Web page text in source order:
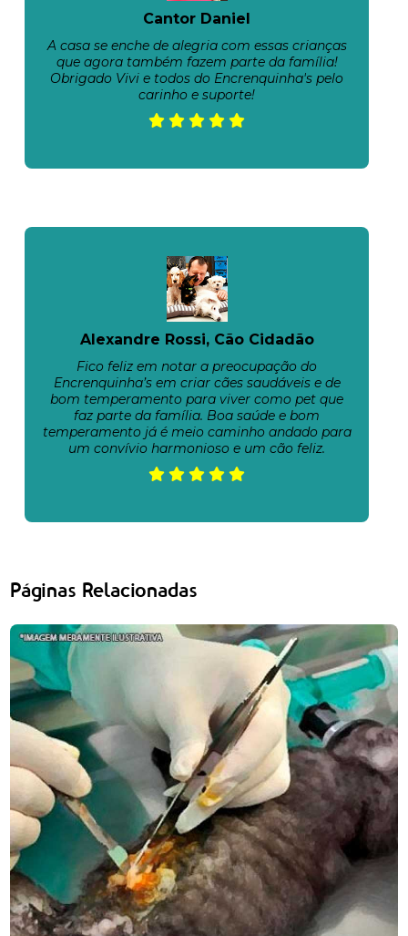
Cantor Daniel
A casa se enche de alegria com essas crianças
que agora também fazem parte da família!
Obrigado Vivi e todos do Encrenquinha's pelo
carinho e suporte!
Alexandre Rossi, Cão Cidadão
Fico feliz em notar a preocupação do
Encrenquinha’s em criar cães saudáveis e de
bom temperamento para viver como pet que
faz parte da família. Boa saúde e bom
temperamento já é meio caminho andado para
um convívio harmonioso e um cão feliz.
Páginas Relacionadas